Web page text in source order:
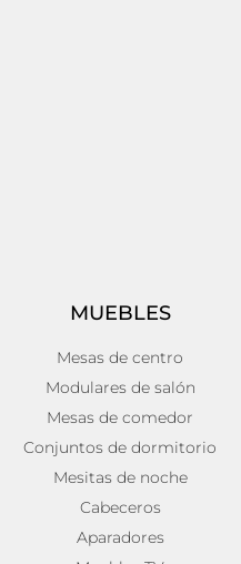
MUEBLES
Mesas de centro
Modulares de salón
Mesas de comedor
Conjuntos de dormitorio
Mesitas de noche
Cabeceros
Aparadores